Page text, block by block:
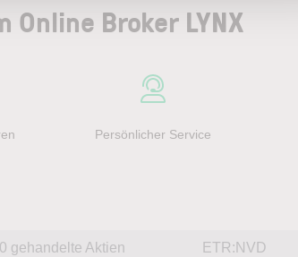
Broker LYNX
Persönlicher Service
gehandelte Aktien ETR:NVD